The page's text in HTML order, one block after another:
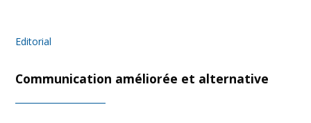
Editorial
Communication améliorée et alternative